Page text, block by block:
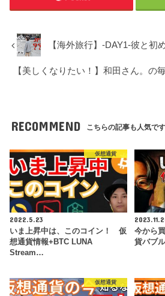
【海外旅行】-DAY1-彼と初
【美しくなりたい！】和田さん。の
RECOMMEND こちらの記事も人気です
仮想通貨
2022.5.23
いま上昇中は、このコイン！ 仮
想通貨情報+BTC LUNA
Stream…
今から
貨バブ
仮想通貨